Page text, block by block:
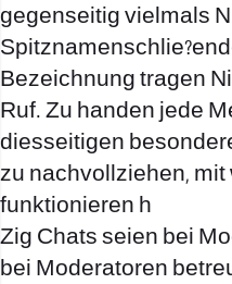
gegenseitig vielmals
Bezeichnung tragen
Ruf. Zu handen jede
diesseitigen
zu nachvollziehen, mit
funktionieren h
Zig Chats seien bei
bei Moderatoren